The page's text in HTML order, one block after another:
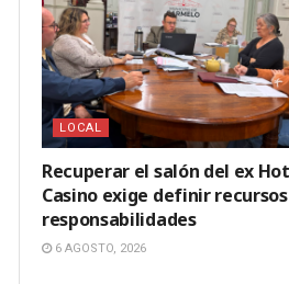
LOCAL
Recuperar el salón del ex
Casino exige definir
responsabilidades
6 AGOSTO, 2026